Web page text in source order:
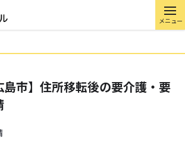
メニュー
島市】住所移転後の要介護・要